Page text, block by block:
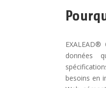
données
besoins en